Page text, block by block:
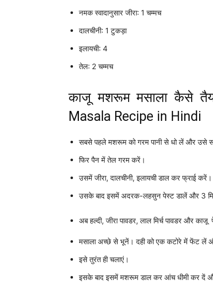
नमक स्वादानुसार जीरा: 1 चम्मच
दालचीनी: 1 टुकड़ा
इलायची: 4
तेल: 2 चम्मच
काजू मशरूम मसाला कैसे
Masala Recipe in Hindi
सबसे पहले मशरूम को गरम पानी से धो लें और उसे
फिर पैन में तेल गरम करें।
उसमें जीरा, दालचीनी, इलायची डाल कर फ्राई
उसके बाद इसमें अदरक-लहसुन पेस्ट डालें और 3
अब हल्दी, जीरा पावडर, लाल मिर्च पावडर और काजू
मसाला अच्छे से भूनें। दही को एक कटोरे में फेंट लें
इसे तुरंत ही चलाएं।
इसके बाद इसमें मशरूम डाल कर आंच धीमी कर दें